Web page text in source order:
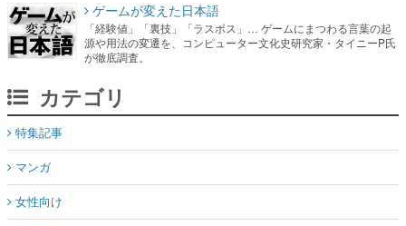
ゲームが変えた日本語
「経験値」「裏技」「ラスボス」… ゲームにまつわる言葉の起
源や用法の変遷を、コンピューター文化史研究家・タイニーP氏
が徹底調査。
カテゴリ
特集記事
マンガ
女性向け